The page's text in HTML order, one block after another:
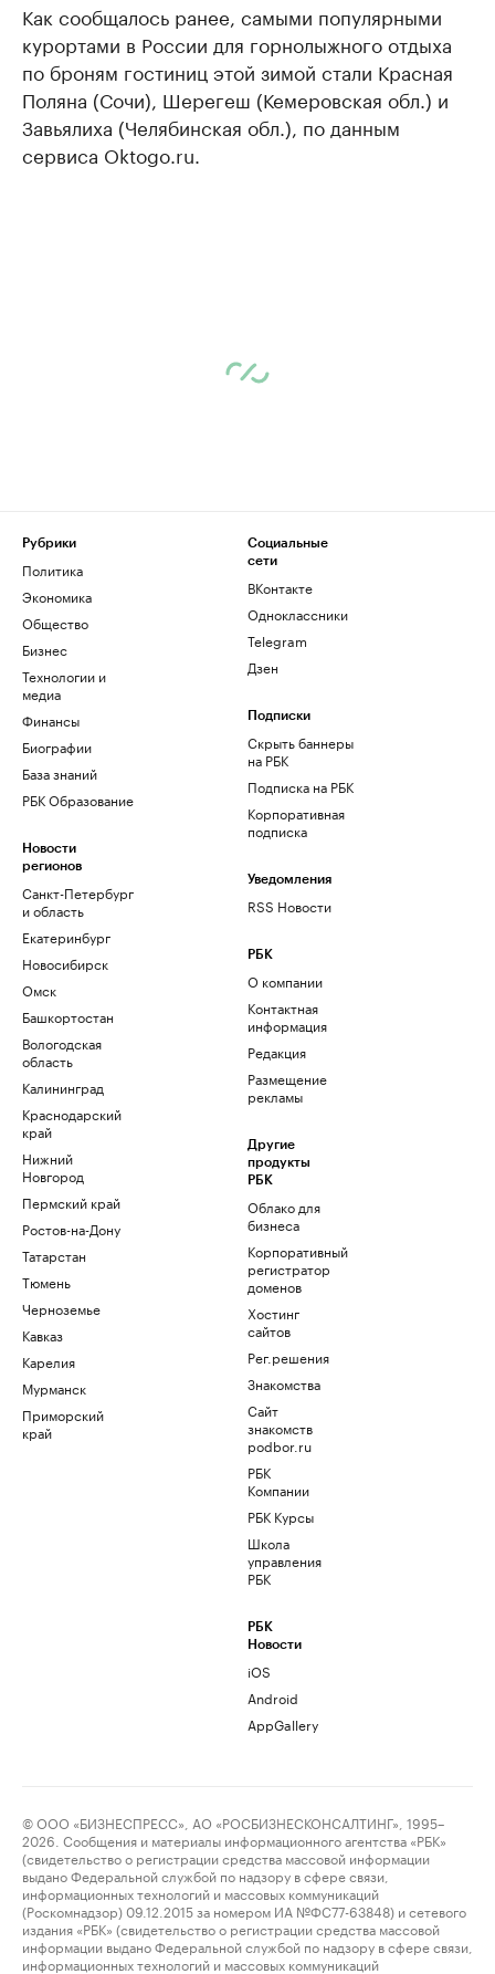
Как сообщалось ранее, самыми популярными
курортами в России для горнолыжного отдыха
по броням гостиниц этой зимой стали Красная
Поляна (Сочи), Шерегеш (Кемеровская обл.) и
Завьялиха (Челябинская обл.), по данным
сервиса Oktogo.ru.
Рубрики
Политика
Экономика
Общество
Бизнес
Технологии и
медиа
Финансы
Биографии
База знаний
РБК Образование
Новости
регионов
Санкт-Петербург
и область
Екатеринбург
Новосибирск
Омск
Башкортостан
Вологодская
область
Калининград
Краснодарский
край
Нижний
Новгород
Пермский край
Ростов-на-Дону
Татарстан
Тюмень
Черноземье
Кавказ
Карелия
Мурманск
Приморский
край
Социальные
сети
ВКонтакте
Одноклассники
Telegram
Дзен
Подписки
Скрыть баннеры
на РБК
Подписка на РБК
Корпоративная
подписка
Уведомления
RSS Новости
РБК
О компании
Контактная
информация
Редакция
Размещение
рекламы
Другие
продукты
РБК
Облако для
бизнеса
Корпоративный
регистратор
доменов
Хостинг
сайтов
Рег.решения
Знакомства
Сайт
знакомств
podbor.ru
РБК
Компании
РБК Курсы
Школа
управления
РБК
РБК
Новости
iOS
Android
AppGallery
© ООО «БИЗНЕСПРЕСС», АО «РОСБИЗНЕСКОНСАЛТИНГ», 1995–
2026. Сообщения и материалы информационного агентства «РБК»
(свидетельство о регистрации средства массовой информации
выдано Федеральной службой по надзору в сфере связи,
информационных технологий и массовых коммуникаций
(Роскомнадзор) 09.12.2015 за номером ИА №ФС77-63848) и сетевого
издания «РБК» (свидетельство о регистрации средства массовой
информации выдано Федеральной службой по надзору в сфере связи,
информационных технологий и массовых коммуникаций